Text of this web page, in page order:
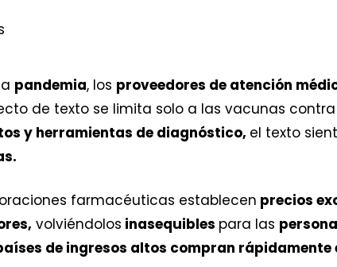
pandemia, los proveedores de atención
de texto se limita solo a las vacunas contra
y herramientas de diagnóstico, el texto
farmacéuticas establecen precios
volviéndolos inasequibles para las
de ingresos altos compran rápidamente